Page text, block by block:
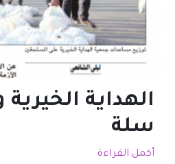
الهداية
سلة
أكمل القراءة